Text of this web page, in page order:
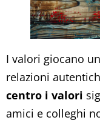
I valori giocano
relazioni
centro i valori
amici e colleghi